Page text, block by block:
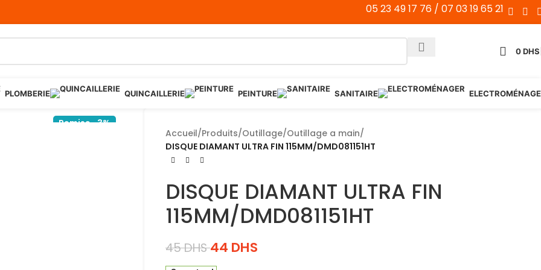
05 23 49 17 76 / 07 03 19 65 21
0DHS
PLOMBERIE QUINCAILLERIE PEINTURE SANITAIRE
Remise -3%
Accueil/Produits/Outillage/Outillage a main/
DISQUE DIAMANT ULTRA FIN 115MM/DMD081151HT
DISQUE DIAMANT ULTRA FIN
115MM/DMD081151HT
45DHS 44 DHS